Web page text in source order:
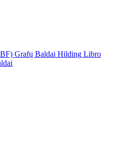
Grafų Baldai Hilding Libro